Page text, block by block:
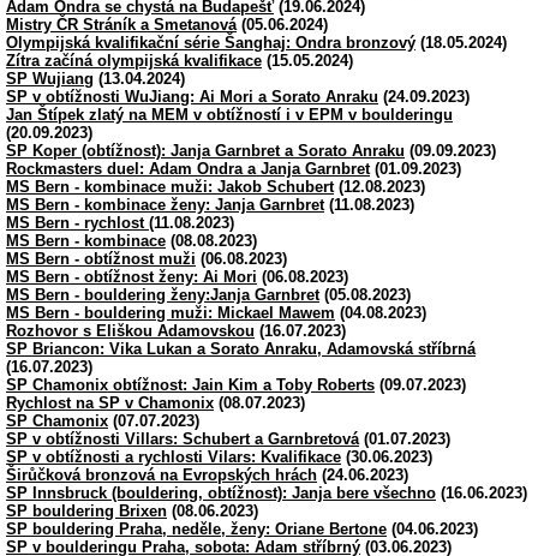
Adam Ondra se chystá na Budapešť(19.06.2024)
Mistry ČR Stráník a Smetanová (05.06.2024)
Olympijská kvalifikační série Šanghaj: Ondra bronzový (18.05.2024)
Zítra začíná olympijská kvalifikace (15.05.2024)
SP Wujiang (13.04.2024)
SP v obtížnosti WuJiang: Ai Mori a Sorato Anraku (24.09.2023)
Jan Štípek zlatý na MEM v obtížností i v EPM v boulderingu
(20.09.2023)
SP Koper (obtížnost): Janja Garnbret a Sorato Anraku (09.09.2023)
Rockmasters duel: Adam Ondra a Janja Garnbret(01.09.2023)
MS Bern - kombinace muži: Jakob Schubert(12.08.2023)
MS Bern - kombinace ženy: Janja Garnbret(11.08.2023)
MS Bern - rychlost (11.08.2023)
MS Bern - kombinace (08.08.2023)
MS Bern - obtížnost muži (06.08.2023)
MS Bern - obtížnost ženy: Ai Mori (06.08.2023)
MS Bern - bouldering ženy:Janja Garnbret(05.08.2023)
MS Bern - bouldering muži: Mickael Mawem (04.08.2023)
Rozhovor s Eliškou Adamovskou (16.07.2023)
SP Briancon: Vika Lukan a Sorato Anraku, Adamovská stříbrná
(16.07.2023)
SP Chamonix obtížnost: Jain Kim a Toby Roberts (09.07.2023)
Rychlost na SP v Chamonix (08.07.2023)
SP Chamonix (07.07.2023)
SP v obtížnosti Villars: Schubert a Garnbretová (01.07.2023)
SP v obtížnosti a rychlosti Vilars: Kvalifikace (30.06.2023)
Širůčková bronzová na Evropských hrách (24.06.2023)
SP Innsbruck (bouldering, obtížnost): Janja bere všechno (16.06.2023)
SP bouldering Brixen (08.06.2023)
SP bouldering Praha, neděle, ženy: Oriane Bertone (04.06.2023)
SP v boulderingu Praha, sobota: Adam stříbrný (03.06.2023)